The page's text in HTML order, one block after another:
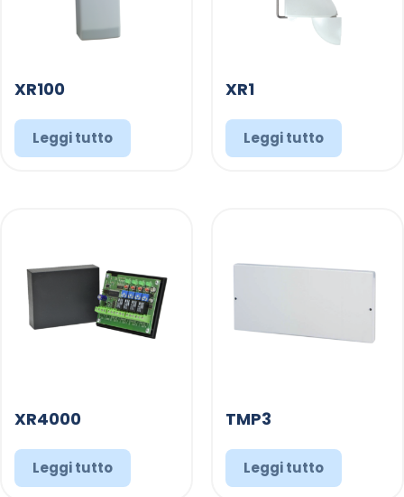
XR100
Leggi tutto
XR1
Leggi tutto
XR4000
Leggi tutto
TMP3
Leggi tutto